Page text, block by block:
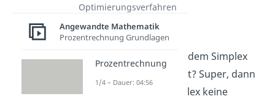
Optimierungsverfahren
Dualer Simplex
Du hast dich schon mit dem Simplex
Algorithmus beschäftigt? Super, dann
wird dir der duale Simplex keine
Angewandte Mathematik
Prozentrechnung Grundlagen
Prozentrechnung
1/4 – Dauer: 04:56